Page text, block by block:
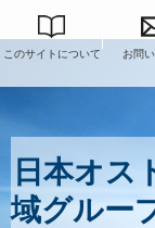
このサイトについて お問
日本オス
域グルー